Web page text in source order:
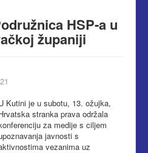
HSP-a u
županiji
Kutini je u subotu, 13. ožujka,
stranka prava održala
za medije s ciljem
javnosti s
vezanima uz